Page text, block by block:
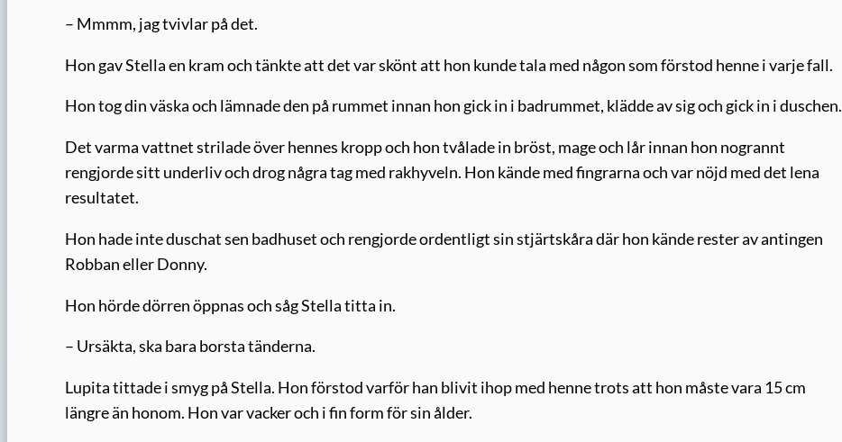
– Mmmm, jag tvivlar på det.
Hon gav Stella en kram och tänkte att det var skönt att hon kunde tala med någon som förstod henne i varje fall.
Hon tog din väska och lämnade den på rummet innan hon gick in i badrummet, klädde av sig och gick in i duschen.
Det varma vattnet strilade över hennes kropp och hon tvålade in bröst, mage och lår innan hon nogrannt
rengjorde sitt underliv och drog några tag med rakhyveln. Hon kände med fingrarna och var nöjd med det lena
resultatet.
Hon hade inte duschat sen badhuset och rengjorde ordentligt sin stjärtskåra där hon kände rester av antingen
Robban eller Donny.
Hon hörde dörren öppnas och såg Stella titta in.
– Ursäkta, ska bara borsta tänderna.
Lupita tittade i smyg på Stella. Hon förstod varför han blivit ihop med henne trots att hon måste vara 15 cm
längre än honom. Hon var vacker och i fin form för sin ålder.